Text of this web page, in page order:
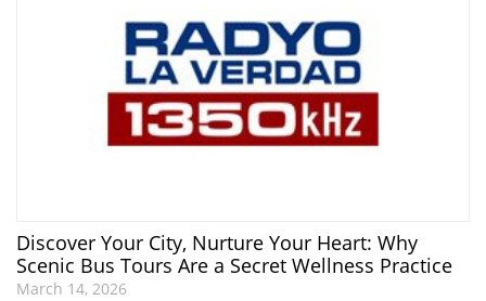
Discover Your City, Nurture Your Heart: Why
Scenic Bus Tours Are a Secret Wellness Practice
March 14, 2026